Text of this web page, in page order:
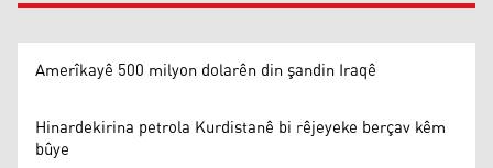
Amerîkayê 500 milyon dolarên din şandin Iraqê
Hinardekirina petrola Kurdistanê bi rêjeyeke berçav kêm
bûye